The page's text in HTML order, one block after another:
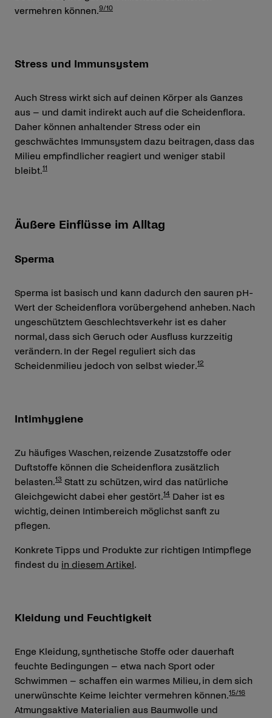
vermehren können.9/10
Stress und Immunsystem
Auch Stress wirkt sich auf deinen Körper als Ganzes
aus – und damit indirekt auch auf die Scheidenflora.
Daher können anhaltender Stress oder ein
geschwächtes Immunsystem dazu beitragen, dass das
Milieu empfindlicher reagiert und weniger stabil
bleibt.11
Äußere Einflüsse im Alltag
Sperma
Sperma ist basisch und kann dadurch den sauren pH-
Wert der Scheidenflora vorübergehend anheben. Nach
ungeschütztem Geschlechtsverkehr ist es daher
normal, dass sich Geruch oder Ausfluss kurzzeitig
verändern. In der Regel reguliert sich das
Scheidenmilieu jedoch von selbst wieder.12
Intimhygiene
Zu häufiges Waschen, reizende Zusatzstoffe oder
Duftstoffe können die Scheidenflora zusätzlich
belasten.13 Statt zu schützen, wird das natürliche
Gleichgewicht dabei eher gestört.14 Daher ist es
wichtig, deinen Intimbereich möglichst sanft zu
pflegen.
Konkrete Tipps und Produkte zur richtigen Intimpflege
findest du in diesem Artikel.
Kleidung und Feuchtigkeit
Enge Kleidung, synthetische Stoffe oder dauerhaft
feuchte Bedingungen – etwa nach Sport oder
Schwimmen – schaffen ein warmes Milieu, in dem sich
unerwünschte Keime leichter vermehren können.15/16
Atmungsaktive Materialien aus Baumwolle und